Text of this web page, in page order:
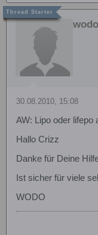
wodo
30.08.2010, 15:08
AW: Lipo oder lifepo
Hallo Crizz
Danke für Deine
Ist sicher für viele
WODO